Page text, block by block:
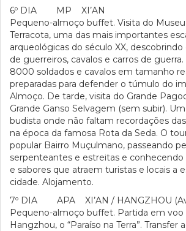
6º DIA MP XI’AN
Pequeno-almoço buffet. Visita do
Terracota, uma das mais importantes
arqueológicas do século XX,
de guerreiros, cavalos e carros de
8000 soldados e cavalos em tamanho
preparadas para defender o túmulo do
Almoço. De tarde, visita do Grande
Grande Ganso Selvagem (sem subir).
budista onde não faltam recordações
na época da famosa Rota da Seda. O
popular Bairro Muçulmano, passeando
serpenteantes e estreitas e conhecendo
e sabores que atraem turistas e locais a
cidade. Alojamento.
7º DIA APA XI’AN / HANGZHOU
Pequeno-almoço buffet. Partida em
Hangzhou, o “Paraíso na Terra”. Transfer